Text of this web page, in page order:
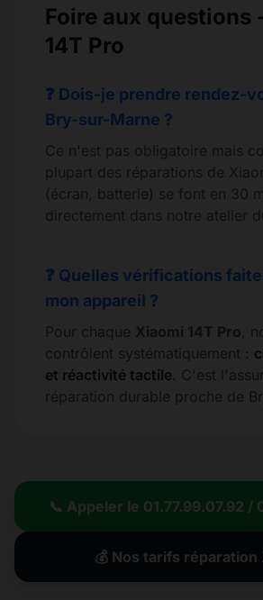
Foire aux questions
14T Pro
❓ Dois-je prendre rendez-
Bry-sur-Marne ?
Ce n'est pas obligatoire mais
plupart des réparations de
(écran, batterie) se font en 30
directement dans notre atelier
❓ Quelles vérifications
mon appareil ?
Pour chaque Xiaomi 14T Pro,
contrôlent systématiquement :
et réactivité tactile. C'est
réparation durable proche de
📞 Appeler le 01.77.99.07.92 /
💰 Nos tarifs réparation